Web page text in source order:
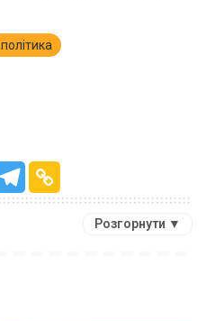
політика
Розгорнути ▼